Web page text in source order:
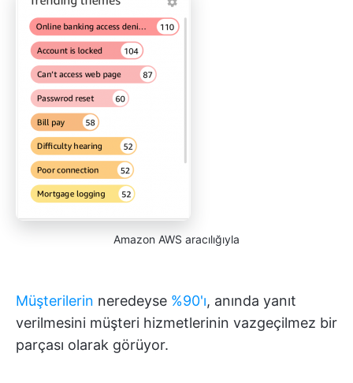
Amazon AWS aracılığıyla
Müşterilerin neredeyse %90'ı, anında yanıt
verilmesini müşteri hizmetlerinin vazgeçilmez bir
parçası olarak görüyor.